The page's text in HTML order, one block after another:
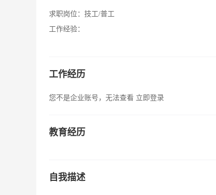
求职岗位： 技工/普工
工作经验：
工作经历
您不是企业账号，无法查看 立即登录
教育经历
自我描述